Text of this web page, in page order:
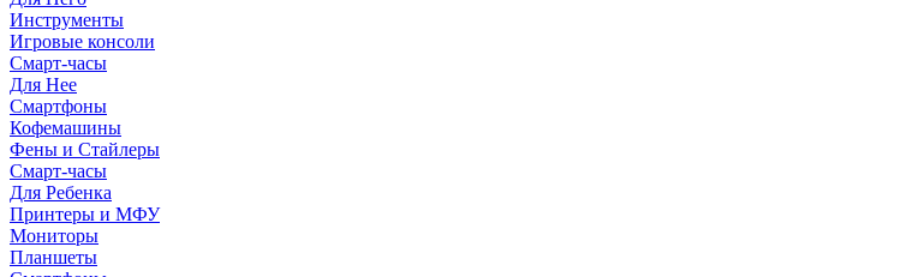
Инструменты
Игровые консоли
Смарт-часы
Для Нее
Смартфоны
Кофемашины
Фены и Стайлеры
Смарт-часы
Для Ребенка
Принтеры и МФУ
Мониторы
Планшеты